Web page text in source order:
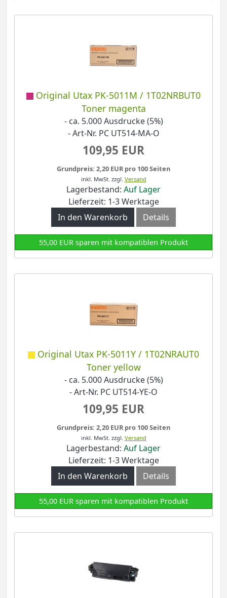
Original Utax PK-5011M / 1T02NRBUT0
Toner magenta
- ca. 5.000 Ausdrucke (5%)
- Art-Nr. PC UT514-MA-O
109,95 EUR
Grundpreis: 2,20 EUR pro 100 Seiten
inkl. MwSt. zzgl. Versand
Lagerbestand: Auf Lager
Lieferzeit: 1-3 Werktage
In den Warenkorb
Details
55,00 EUR sparen mit kompatiblen Produkt
Original Utax PK-5011Y / 1T02NRAUT0
Toner yellow
- ca. 5.000 Ausdrucke (5%)
- Art-Nr. PC UT514-YE-O
109,95 EUR
Grundpreis: 2,20 EUR pro 100 Seiten
inkl. MwSt. zzgl. Versand
Lagerbestand: Auf Lager
Lieferzeit: 1-3 Werktage
In den Warenkorb
Details
55,00 EUR sparen mit kompatiblen Produkt